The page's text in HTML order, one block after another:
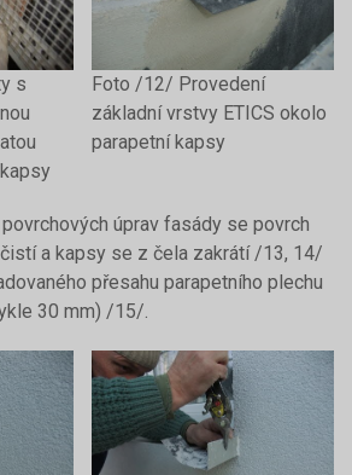
s
Foto /12/ Provedení
základní vrstvy ETICS okolo
parapetní kapsy
úprav fasády se povrch
a kapsy se z čela zakrátí /13, 14/
přesahu parapetního plechu
30 mm) /15/.